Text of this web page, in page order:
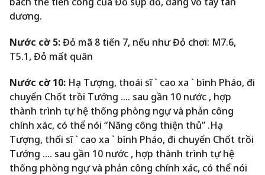
dương.
Nước cờ 5:Đỏ mã 8 tiến 7, nếu như Đỏ chơi: M7.6,
T5.1, Đỏ mất quân
Nước cờ 10: Hạ Tượng, thoái sĩ ` cao xa ` bình Pháo, đi
chuyển Chốt trồi Tướng …. sau gần 10 nước , hợp
thành trình tự hệ thống phòng ngự và phản công
chính xác, có thể nói “Năng công thiện thủ” .Hạ
Tượng, thối sĩ ` cao xa ` bình Pháo, đi chuyển Chốt trồi
Tướng …. sau gần 10 nước , hợp thành trình tự hệ
thống phòng ngự và phản công chính xác, có thể nói